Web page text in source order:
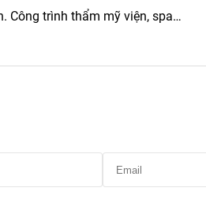
Công trình thẩm mỹ viện, spa…